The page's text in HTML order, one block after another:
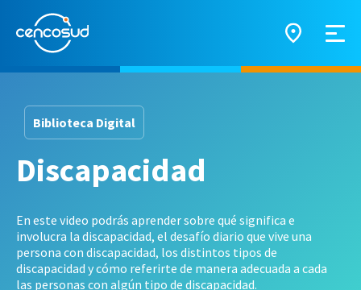
Biblioteca Digital
Discapacidad
En este video podrás aprender sobre qué significa e
involucra la discapacidad, el desafío diario que vive una
persona con discapacidad, los distintos tipos de
discapacidad y cómo referirte de manera adecuada a cada
las personas con algún tipo de discapacidad.